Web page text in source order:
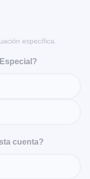
específica.
cuenta?